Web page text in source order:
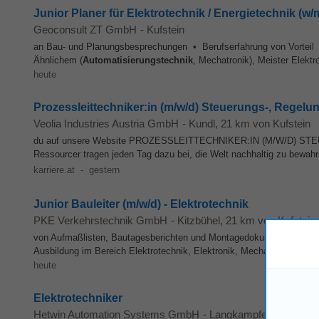
Junior Planer für Elektrotechnik / Energietechnik (w/
Geoconsult ZT GmbH - Kufstein
an Bau- und Planungsbesprechungen • Berufserfahrung von
Ähnlichem (Automatisierungstechnik, Mechatronik), Meister
heute
Prozessleittechniker:in (m/w/d) Steuerungs-,
Veolia Industries Austria GmbH - Kundl, 21 km von Kufstein
du auf unsere Website PROZESSLEITTECHNIKER:IN (M/W/D)
Ressourcer tragen jeden Tag dazu bei, die Welt nachhaltig zu
karriere.at - gestern
Junior Bauleiter (m/w/d) - Elektrotechnik
PKE Verkehrstechnik GmbH - Kitzbühel, 21 km von Kufstein
von Aufmaßlisten, Bautagesberichten und
Ausbildung im Bereich Elektrotechnik, Elektronik, Mechatronik,
heute
Elektrotechniker
Hetwin Automation Systems GmbH - Langkampfen